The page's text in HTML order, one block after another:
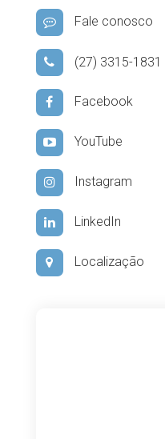
Fale conosco
(27) 3315-1831
Facebook
YouTube
Instagram
LinkedIn
Localização